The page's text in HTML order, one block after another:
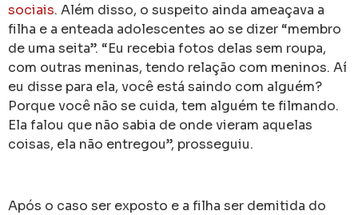
sociais. Além disso, o suspeito ainda ameaçava a
filha e a enteada adolescentes ao se dizer “membro
de uma seita”. “Eu recebia fotos delas sem roupa,
com outras meninas, tendo relação com meninos. Aí
eu disse para ela, você está saindo com alguém?
Porque você não se cuida, tem alguém te filmando.
Ela falou que não sabia de onde vieram aquelas
coisas, ela não entregou”, prosseguiu.
Após o caso ser exposto e a filha ser demitida do